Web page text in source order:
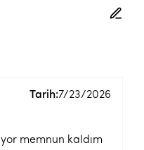
Tarih:7/23/2026
memnun kaldım